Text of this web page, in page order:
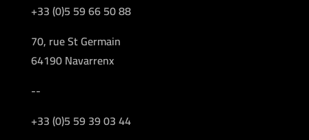
+33 (0)5 59 66 50 88
70, rue St Germain
64190 Navarrenx
--
+33 (0)5 59 39 03 44